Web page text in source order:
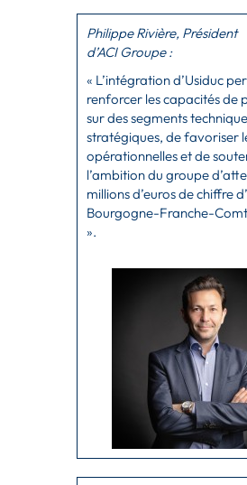
Philippe Rivière, Président
d’ACI Groupe :
« L’intégration d’Usiduc
renforcer les capacités de
sur des segments
stratégiques, de favoriser
opérationnelles et de
l’ambition du groupe
millions d’euros de chiffre
Bourgogne-Franche-
».